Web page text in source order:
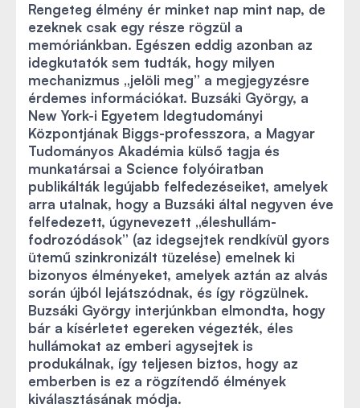
Rengeteg élmény ér minket nap mint nap, de
ezeknek csak egy része rögzül a
memóriánkban. Egészen eddig azonban az
idegkutatók sem tudták, hogy milyen
mechanizmus „jelöli meg” a megjegyzésre
érdemes információkat. Buzsáki György, a
New York-i Egyetem Idegtudományi
Központjának Biggs-professzora, a Magyar
Tudományos Akadémia külső tagja és
munkatársai a Science folyóiratban
publikálták legújabb felfedezéseiket, amelyek
arra utalnak, hogy a Buzsáki által negyven éve
felfedezett, úgynevezett „éleshullám-
fodrozódások” (az idegsejtek rendkívül gyors
ütemű szinkronizált tüzelése) emelnek ki
bizonyos élményeket, amelyek aztán az alvás
során újból lejátszódnak, és így rögzülnek.
Buzsáki György interjúnkban elmondta, hogy
bár a kísérletet egereken végezték, éles
hullámokat az emberi agysejtek is
produkálnak, így teljesen biztos, hogy az
emberben is ez a rögzítendő élmények
kiválasztásának módja.